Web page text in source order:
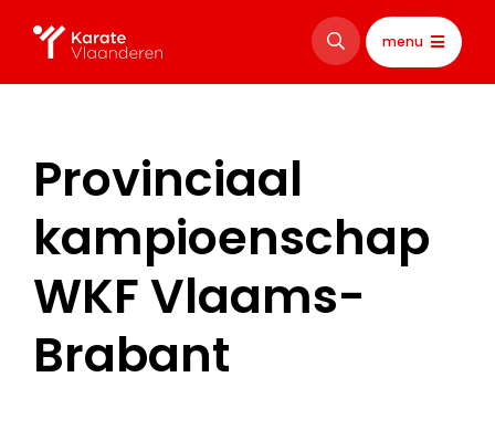
menu
Provinciaal
kampioenschap
WKF Vlaams-
Brabant